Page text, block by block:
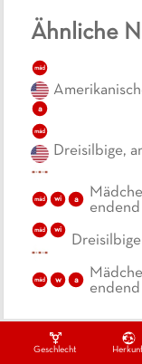
Geschlecht
Ähnliche
mäd
a
mäd
Dreisilbige,
mäd wi a
mäd wi
mäd w a